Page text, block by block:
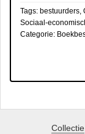
Tags: bestuurders,
Sociaal-
Categorie:
Collectie